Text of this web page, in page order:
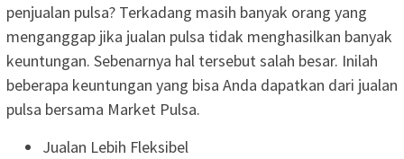
penjualan pulsa? Terkadang masih banyak orang yang
menganggap jika jualan pulsa tidak menghasilkan banyak
keuntungan. Sebenarnya hal tersebut salah besar. Inilah
beberapa keuntungan yang bisa Anda dapatkan dari jualan
pulsa bersama Market Pulsa.
Jualan Lebih Fleksibel